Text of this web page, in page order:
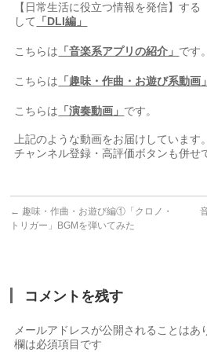
【日常生活に役立つ情報を発信】す
して
「DLI編」
こちらは 「音楽系アプリの紹介」 です。
こちらは 「趣味・作曲・お遊び系動画」
こちらは 「演奏動画」 です。
上記のような動画をお届けしています
チャンネル登録・高評価ボタンも併せ
← 趣味・作曲・お遊び編①「クロノ・
トリガー」BGMを弾いてみた
コメントを残す
メールアドレスが公開されることはあ
欄は必須項目です